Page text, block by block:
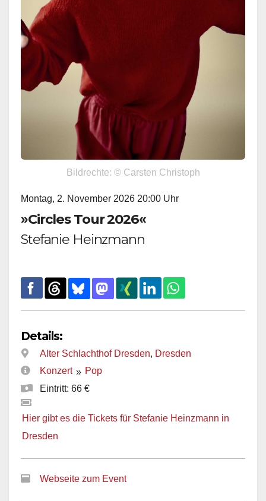
Bildrechte: © Carsten Christoph
Montag, 2. November 2026 20:00 Uhr
»Circles Tour 2026«
Stefanie Heinzmann
Details:
Alter Schlachthof Dresden, Dresden
Konzert » Pop
Eintritt: 66 €
Hier gibt es die Tickets für Stefanie Heinzmann in
Dresden
Webseite zum Event